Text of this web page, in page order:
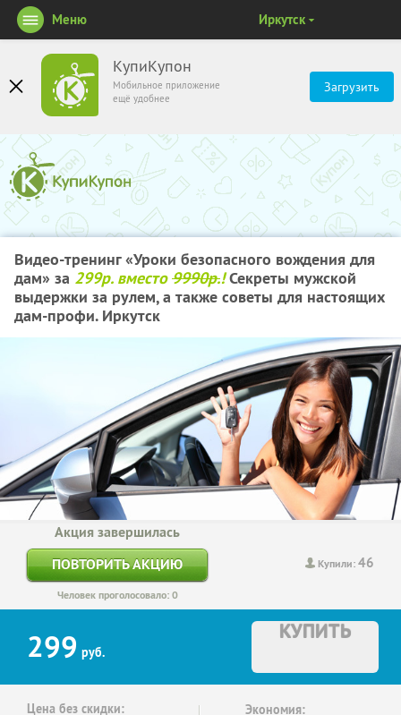
КупиКупон
Мобильное приложение
ещё удобнее
Загрузить
Меню Иркутск
Видео-тренинг «Уроки безопасного вождения для
дам» за 299р. вместо9990р.!Секреты мужской
выдержки за рулем, а также советы для настоящих
дам-профи. Иркутск
Купили:46
Акция завершилась
ПОВТОРИТЬ АКЦИЮ
Человек проголосовало: 0
299 руб.
КУПИТЬ
Цена без скидки: Экономия: